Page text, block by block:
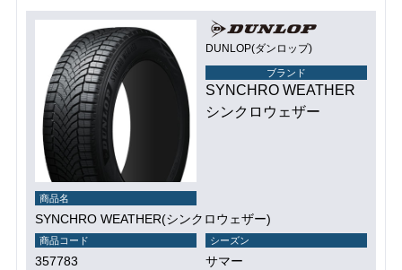
DUNLOP(ダンロップ)
ブランド
SYNCHRO WEATHER
シンクロウェザー
商品名
SYNCHRO WEATHER(シンクロウェザー)
商品コード
357783
シーズン
サマー